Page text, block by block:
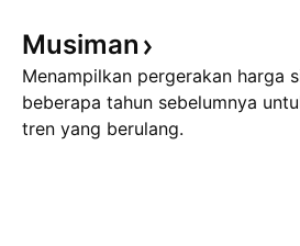
yang b
Musiman
Menampilkan pergerakan harga
beberapa tahun sebelumnya
tren yang berulang.